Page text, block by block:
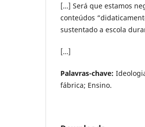
[…] Será que estamos
conteúdos
sustentado a escola
[…]
Palavras-chave:
fábrica; Ensino.